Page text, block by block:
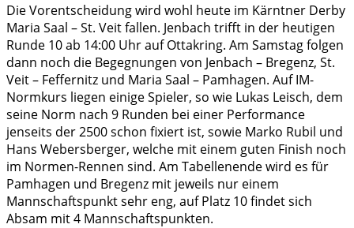
Die Vorentscheidung wird wohl heute im Kärntner Derby
Maria Saal – St. Veit fallen. Jenbach trifft in der heutigen
Runde 10 ab 14:00 Uhr auf Ottakring. Am Samstag folgen
dann noch die Begegnungen von Jenbach – Bregenz, St.
Veit – Feffernitz und Maria Saal – Pamhagen. Auf IM-
Normkurs liegen einige Spieler, so wie Lukas Leisch, dem
seine Norm nach 9 Runden bei einer Performance
jenseits der 2500 schon fixiert ist, sowie Marko Rubil und
Hans Webersberger, welche mit einem guten Finish noch
im Normen-Rennen sind. Am Tabellenende wird es für
Pamhagen und Bregenz mit jeweils nur einem
Mannschaftspunkt sehr eng, auf Platz 10 findet sich
Absam mit 4 Mannschaftspunkten.